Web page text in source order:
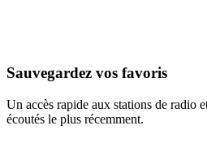
Sauvegardez vos favoris
Un accès rapide aux stations de radio
écoutés le plus récemment.